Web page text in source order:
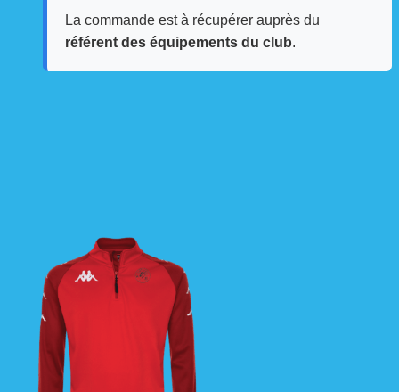
La commande est à récupérer auprès du
référent des équipements du club.